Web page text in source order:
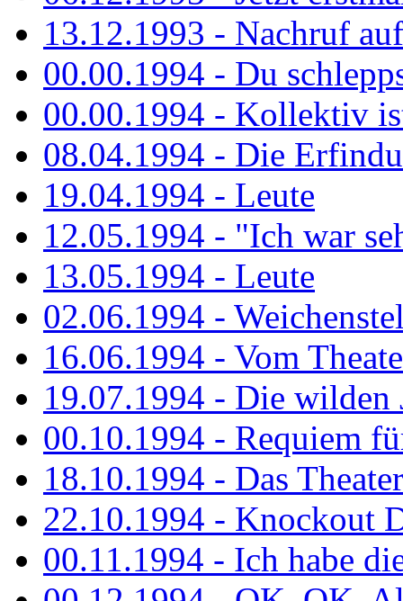
13.12.1993 - Nachruf
00.00.1994 - Du
00.00.1994 - Kollektiv
08.04.1994 - Die
19.04.1994 - Leute
12.05.1994 - "Ich war
13.05.1994 - Leute
02.06.1994 -
16.06.1994 - Vom
19.07.1994 - Die wilden
00.10.1994 - Requiem
18.10.1994 - Das
22.10.1994 - Knockout
00.11.1994 - Ich habe